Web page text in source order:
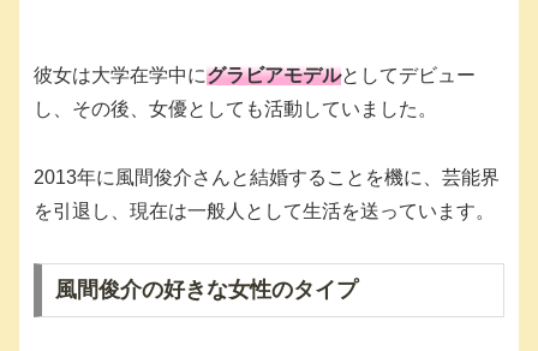
彼女は大学在学中にグラビアモデルとしてデビュー
し、その後、女優としても活動していました。
2013年に風間俊介さんと結婚することを機に、芸能界
を引退し、現在は一般人として生活を送っています。
風間俊介の好きな女性のタイプ